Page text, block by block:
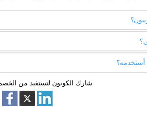
ريال داخل المملكة العربية السعودية.
كود خصم ريبون
شارك الكوبون لتستفيد من